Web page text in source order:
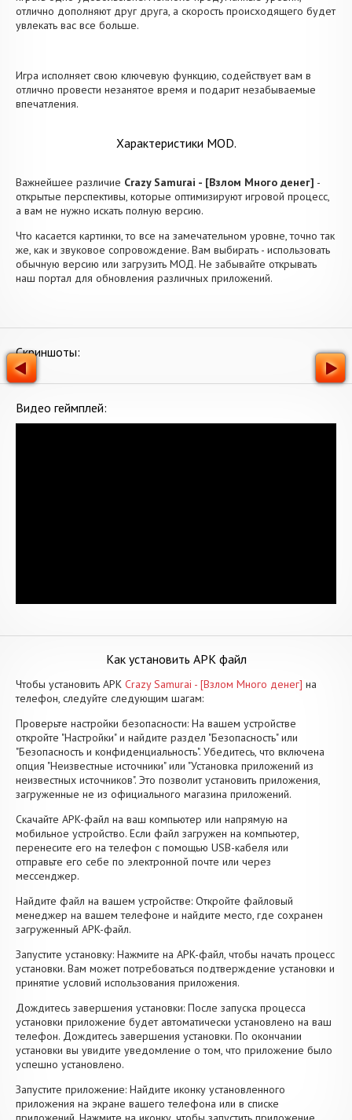
отлично дополняют друг друга, а скорость происходящего будет
увлекать вас все больше.
Игра исполняет свою ключевую функцию, содействует вам в
отлично провести незанятое время и подарит незабываемые
впечатления.
Характеристики MOD.
Важнейшее различие Crazy Samurai - [Взлом Много денег] -
открытые перспективы, которые оптимизируют игровой процесс,
а вам не нужно искать полную версию.
Что касается картинки, то все на замечательном уровне, точно так
же, как и звуковое сопровождение. Вам выбирать - использовать
обычную версию или загрузить МОД. Не забывайте открывать
наш портал для обновления различных приложений.
Скриншоты:
Видео геймплей:
Как установить APK файл
Чтобы установить APK Crazy Samurai - [Взлом Много денег] на
телефон, следуйте следующим шагам:
Проверьте настройки безопасности: На вашем устройстве
откройте "Настройки" и найдите раздел "Безопасность" или
"Безопасность и конфиденциальность". Убедитесь, что включена
опция "Неизвестные источники" или "Установка приложений из
неизвестных источников". Это позволит установить приложения,
загруженные не из официального магазина приложений.
Скачайте APK-файл на ваш компьютер или напрямую на
мобильное устройство. Если файл загружен на компьютер,
перенесите его на телефон с помощью USB-кабеля или
отправьте его себе по электронной почте или через
мессенджер.
Найдите файл на вашем устройстве: Откройте файловый
менеджер на вашем телефоне и найдите место, где сохранен
загруженный APK-файл.
Запустите установку: Нажмите на APK-файл, чтобы начать процесс
установки. Вам может потребоваться подтверждение установки и
принятие условий использования приложения.
Дождитесь завершения установки: После запуска процесса
установки приложение будет автоматически установлено на ваш
телефон. Дождитесь завершения установки. По окончании
установки вы увидите уведомление о том, что приложение было
успешно установлено.
Запустите приложение: Найдите иконку установленного
приложения на экране вашего телефона или в списке